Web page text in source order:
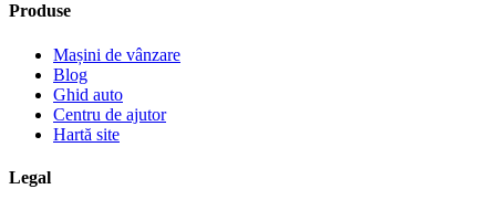
Produse
Mașini de vânzare
Blog
Ghid auto
Centru de ajutor
Hartă site
Legal